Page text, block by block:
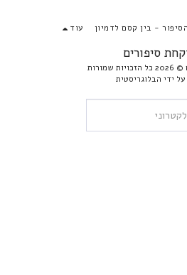
סיפורים
ידי הבלוגריסטית
הסיפור - בין קסם לדמיון עוד